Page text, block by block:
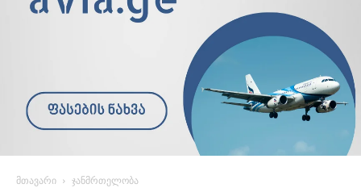
მთავარი ჯანმრთელობა